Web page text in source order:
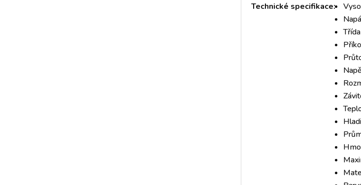
Technické specifikace: